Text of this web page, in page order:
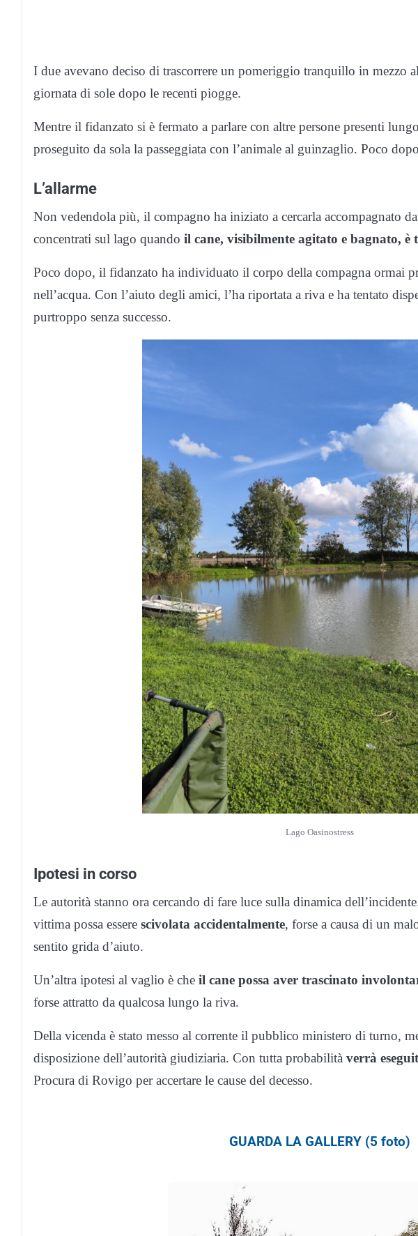
I due avevano deciso di trascorrere un pomeriggio tranquillo in mezzo
giornata di sole dopo le recenti piogge.
Mentre il fidanzato si è fermato a parlare con altre persone presenti
proseguito da sola la passeggiata con l’animale al guinzaglio. Poco dopo
L’allarme
Non vedendola più, il compagno ha iniziato a cercarla accompagnato
concentrati sul lago quando il cane, visibilmente agitato e bagnato, è
Poco dopo, il fidanzato ha individuato il corpo della compagna ormai
nell’acqua. Con l’aiuto degli amici, l’ha riportata a riva e ha tentato
purtroppo senza successo.
Lago Oasinostress
Ipotesi in corso
Le autorità stanno ora cercando di fare luce sulla dinamica
vittima possa essere scivolata accidentalmente, forse a causa di un
sentito grida d’aiuto.
Un’altra ipotesi al vaglio è che il cane possa aver trascinato
forse attratto da qualcosa lungo la riva.
Della vicenda è stato messo al corrente il pubblico ministero di turno,
disposizione dell’autorità giudiziaria. Con tutta probabilità verrà
Procura di Rovigo per accertare le cause del decesso.
GUARDA LA GALLERY (5 foto)